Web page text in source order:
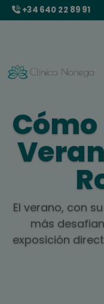
+34 640 22 89 91
El verano, con
más
exposición